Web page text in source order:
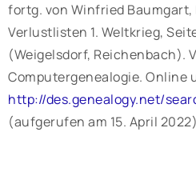
fortg. von Winfried
Verlustlisten 1. Weltkrieg,
(Weigelsdorf, Reichenbach).
Computergenealogie. Online
http://des.genealogy.net/
(aufgerufen am 15. April